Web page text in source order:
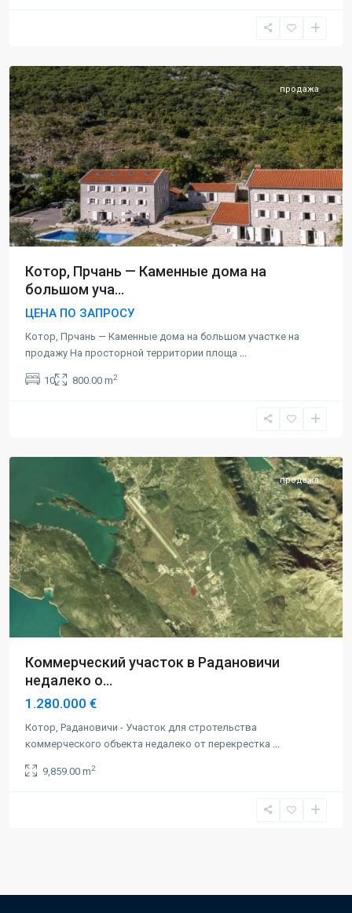
продажа
Котор, Прчань — Каменные дома на
большом уча...
ЦЕНА ПО ЗАПРОСУ
Котор, Прчань — Каменные дома на большом участке на
продажу На просторной территории площа
10 800.00 m2
продажа
Коммерческий участок в Радановичи
недалеко о...
1.280.000 €
Котор, Радановичи - Участок для стротельства
коммерческого объекта недалеко от перекрестка
9,859.00 m2